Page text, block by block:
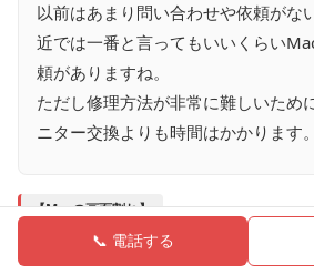
以前はあまり問い合わせや依頼がな
近では一番と言ってもいいくらい
頼がありますね。
ただし修理方法が非常に難しいため
ニター交換よりも時間はかかります。
【Macの画面割れ】
📞 電話する